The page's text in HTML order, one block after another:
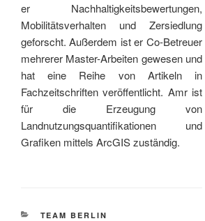
er Nachhaltigkeitsbewertungen,
Mobilitätsverhalten und Zersiedlung
geforscht. Außerdem ist er Co-Betreuer
mehrerer Master-Arbeiten gewesen und
hat eine Reihe von Artikeln in
Fachzeitschriften veröffentlicht. Amr ist
für die Erzeugung von
Landnutzungsquantifikationen und
Grafiken mittels ArcGIS zuständig.
CATEGORIES
TEAM BERLIN